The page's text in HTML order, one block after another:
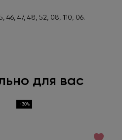
47, 48, 52, 08, 110, 06.
для вас
-30%